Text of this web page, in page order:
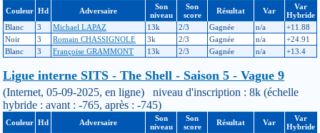
Couleur Hd Adversaire
Son
niveau
Son
score
Résultat Var
Var
Hybride
Blanc
3 Michael LAPAZ 13k 2/3 Gagnée n/a
+11.88
Noir
3 Romain CHASSIGNOLE 3k 2/3 Gagnée n/a
+24.91
Blanc
3 Françoise GRAMMONT 13k 2/3 Gagnée n/a +13.4
Ligue interne SITS - The Shell - Saison 5 - Vague 9
(Internet, 05-09-2025, en ligne) niveau d'inscription : 8k (échelle
hybride : avant : -765, après : -745)
Couleur Hd Adversaire
Son
niveau
Son
score
Résultat Var
Var
Hybride